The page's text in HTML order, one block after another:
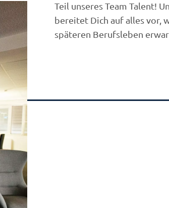
Teil unseres Team Talent!
bereitet Dich auf alles vor,
späteren Berufsleben